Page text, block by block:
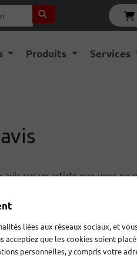
Produits Services
sur un article que vous ne
liées aux réseaux sociaux, et
acceptiez que les cookies soient
personnelles, y compris votre